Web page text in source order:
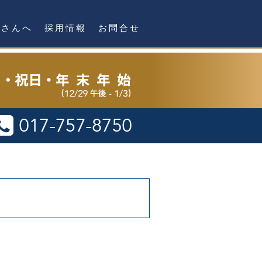
んへ 採用情報 お問合せ